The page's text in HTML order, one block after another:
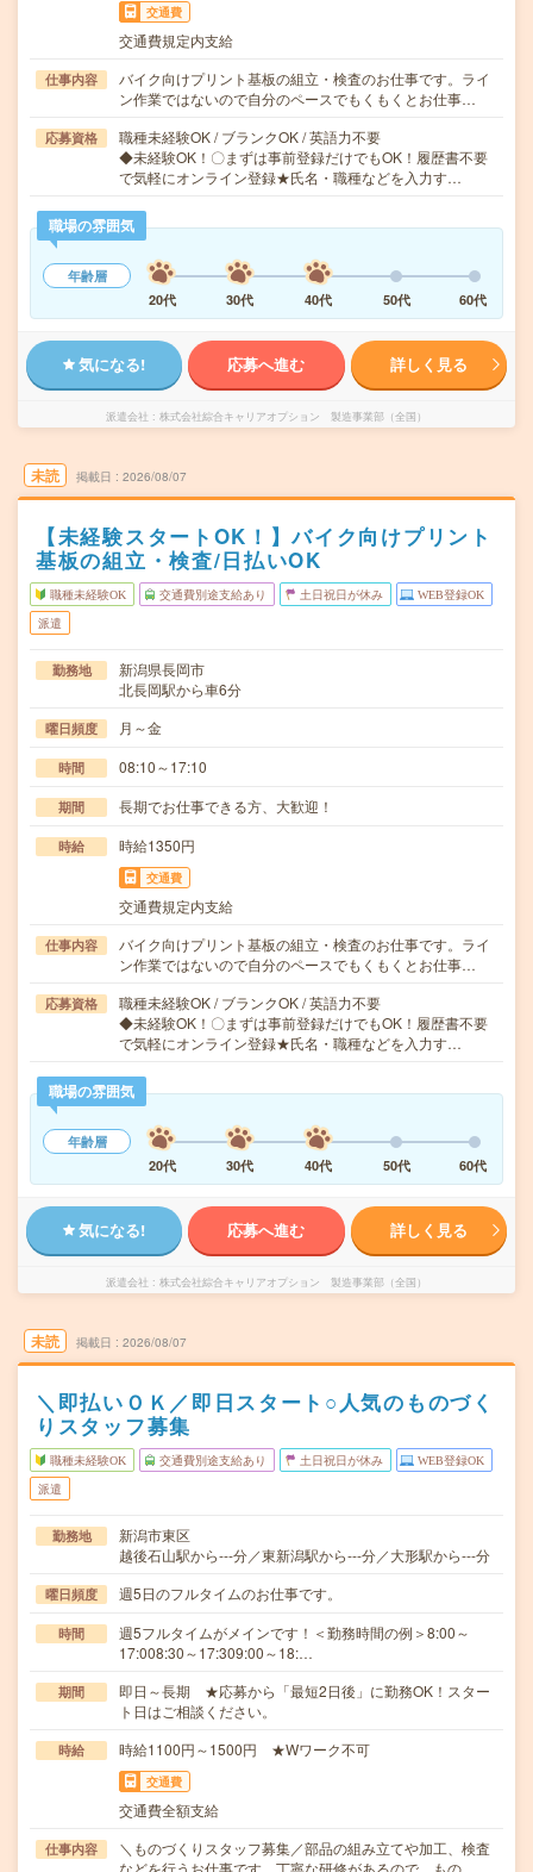
交通費
交通費規定内支給
仕事内容
バイク向けプリント基板の組立・検査のお仕事です。ライ
ン作業ではないので自分のペースでもくもくとお仕事…
応募資格
職種未経験OK / ブランクOK / 英語力不要
◆未経験OK！〇まずは事前登録だけでもOK！履歴書不要
で気軽にオンライン登録★氏名・職種などを入力す…
職場の雰囲気
年齢層
20代
30代 40代 50代 60代
気になる! 応募へ進む 詳しく見る
派遣会社 株式会社綜合キャリアオプション 製造事業部（全国）
未読 掲載日 2026/08/07
【未経験スタートOK！】バイク向けプリント
基板の組立・検査/日払いOK
職種未経験OK 交通費別途支給あり 土日祝日が休み WEB登録OK
派遣
勤務地
新潟県長岡市
北長岡駅から車6分
曜日頻度 月～金
時間 08:10～17:10
期間 長期でお仕事できる方、大歓迎！
時給 時給1350円
交通費
交通費規定内支給
仕事内容
バイク向けプリント基板の組立・検査のお仕事です。ライ
ン作業ではないので自分のペースでもくもくとお仕事…
応募資格
職種未経験OK / ブランクOK / 英語力不要
◆未経験OK！〇まずは事前登録だけでもOK！履歴書不要
で気軽にオンライン登録★氏名・職種などを入力す…
職場の雰囲気
年齢層
20代
30代 40代 50代 60代
気になる! 応募へ進む 詳しく見る
派遣会社 株式会社綜合キャリアオプション 製造事業部（全国）
未読 掲載日 2026/08/07
＼即払いＯＫ／即日スタート○人気のものづく
りスタッフ募集
職種未経験OK 交通費別途支給あり 土日祝日が休み WEB登録OK
派遣
勤務地
新潟市東区
越後石山駅から---分／東新潟駅から---分／大形駅から---分
曜日頻度 週5日のフルタイムのお仕事です。
時間
週5フルタイムがメインです！＜勤務時間の例＞8:00～
17:008:30～17:309:00～18:…
期間
即日～長期 ★応募から「最短2日後」に勤務OK！スター
ト日はご相談ください。
時給 時給1100円～1500円 ★Wワーク不可
交通費
交通費全額支給
仕事内容
＼ものづくりスタッフ募集／部品の組み立てや加工、検査
などを行うお仕事です。丁寧な研修があるので、もの…